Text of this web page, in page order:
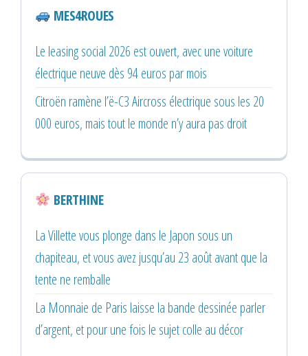
MES4ROUES
Le leasing social 2026 est ouvert, avec une voiture
électrique neuve dès 94 euros par mois
Citroën ramène l’ë-C3 Aircross électrique sous les 20
000 euros, mais tout le monde n’y aura pas droit
BERTHINE
La Villette vous plonge dans le Japon sous un
chapiteau, et vous avez jusqu’au 23 août avant que la
tente ne remballe
La Monnaie de Paris laisse la bande dessinée parler
d’argent, et pour une fois le sujet colle au décor